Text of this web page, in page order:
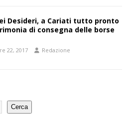
Desideri, a Cariati tutto pronto
di consegna delle borse
22, 2017 Redazione
Cerca